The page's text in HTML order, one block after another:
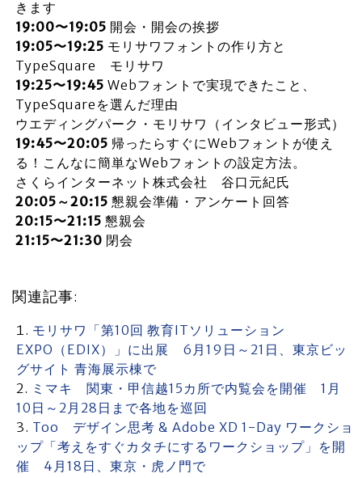
きます
19:00〜19:05 開会・開会の挨拶
19:05〜19:25 モリサワフォントの作り方と
TypeSquare モリサワ
19:25〜19:45 Webフォントで実現できたこと、
TypeSquareを選んだ理由
ウエディングパーク・モリサワ（インタビュー形式）
19:45〜20:05 帰ったらすぐにWebフォントが使え
る！こんなに簡単なWebフォントの設定方法。
さくらインターネット株式会社 谷口元紀氏
20:05～20:15 懇親会準備・アンケート回答
20:15〜21:15 懇親会
21:15〜21:30 閉会
関連記事:
モリサワ「第10回 教育ITソリューション
EXPO（EDIX）」に出展 6月19日～21日、東京ビッ
グサイト 青海展示棟で
ミマキ 関東・甲信越15カ所で内覧会を開催 1月
10日～2月28日まで各地を巡回
Too デザイン思考 & Adobe XD 1-Day ワークショ
ップ「考えをすぐカタチにするワークショップ」を開
催 4月18日、東京・虎ノ門で